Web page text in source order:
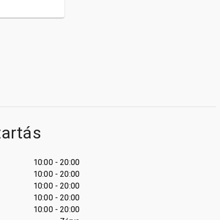
10:00 - 20:00
10:00 - 20:00
10:00 - 20:00
10:00 - 20:00
10:00 - 20:00